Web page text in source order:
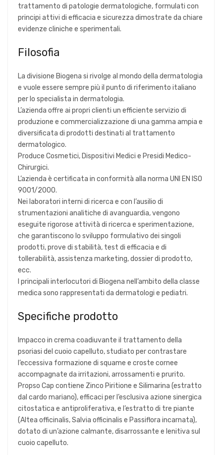
trattamento di patologie dermatologiche, formulati con
principi attivi di efficacia e sicurezza dimostrate da chiare
evidenze cliniche e sperimentali.
Filosofia
La divisione Biogena si rivolge al mondo della dermatologia
e vuole essere sempre più il punto di riferimento italiano
per lo specialista in dermatologia.
L’azienda offre ai propri clienti un efficiente servizio di
produzione e commercializzazione di una gamma ampia e
diversificata di prodotti destinati al trattamento
dermatologico.
Produce Cosmetici, Dispositivi Medici e Presidi Medico-
Chirurgici.
L’azienda è certificata in conformità alla norma UNI EN ISO
9001/2000.
Nei laboratori interni di ricerca e con l’ausilio di
strumentazioni analitiche di avanguardia, vengono
eseguite rigorose attività di ricerca e sperimentazione,
che garantiscono lo sviluppo formulativo dei singoli
prodotti, prove di stabilità, test di efficacia e di
tollerabilità, assistenza marketing, dossier di prodotto,
ecc.
I principali interlocutori di Biogena nell’ambito della classe
medica sono rappresentati da dermatologi e pediatri.
Specifiche prodotto
Impacco in crema coadiuvante il trattamento della
psoriasi del cuoio capelluto, studiato per contrastare
l’eccessiva formazione di squame e croste cornee
accompagnate da irritazioni, arrossamenti e prurito.
Propso Cap contiene Zinco Piritione e Silimarina (estratto
dal cardo mariano), efficaci per l’esclusiva azione sinergica
citostatica e antiproliferativa, e l’estratto di tre piante
(Altea officinalis, Salvia officinalis e Passiflora incarnata),
dotato di un’azione calmante, disarrossante e lenitiva sul
cuoio capelluto.